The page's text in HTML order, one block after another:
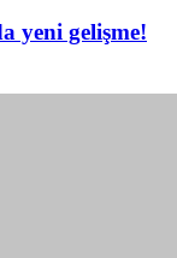
yeni gelişme!